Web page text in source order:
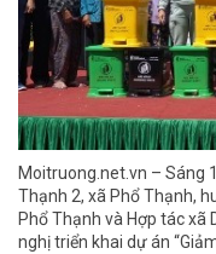
Moitruong.net.vn – Sáng
Thạnh 2, xã Phổ Thạnh,
Phổ Thạnh và Hợp tác xã
nghị triển khai dự án